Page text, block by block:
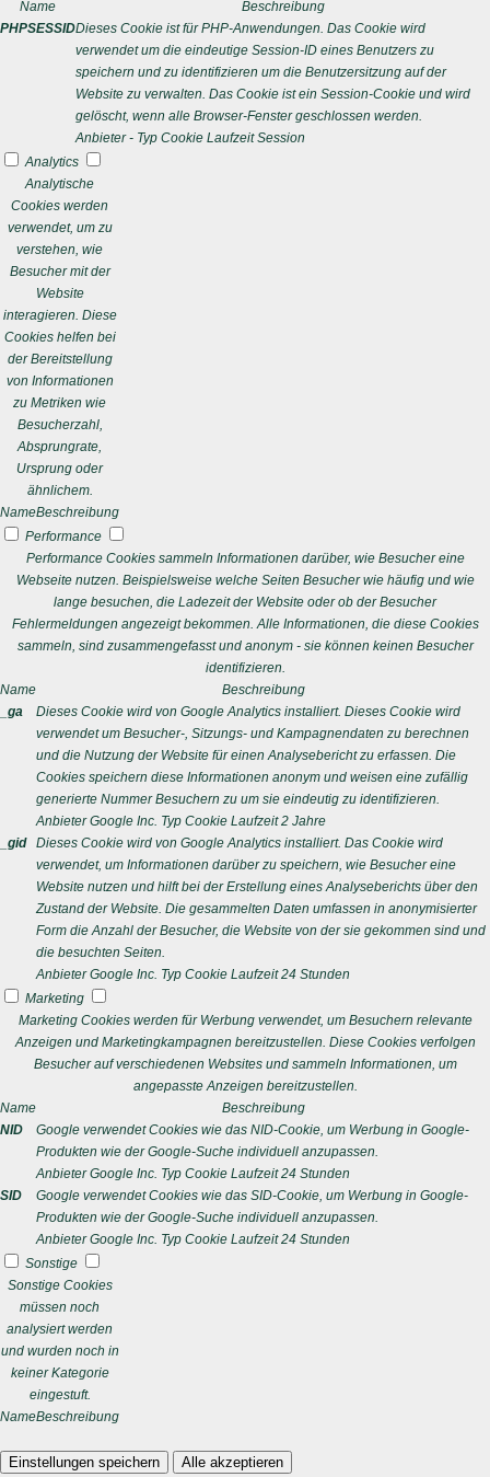
Name
Beschreibung
PHPSESSIDDieses Cookie ist für PHP-Anwendungen. Das Cookie wird
verwendet um die eindeutige Session-ID eines Benutzers zu
speichern und zu identifizieren um die Benutzersitzung auf der
Website zu verwalten. Das Cookie ist ein Session-Cookie und wird
gelöscht, wenn alle Browser-Fenster geschlossen werden.
Anbieter - Typ Cookie Laufzeit Session
Analytics
Analytische
Cookies werden
verwendet, um zu
verstehen, wie
Besucher mit der
Website
interagieren. Diese
Cookies helfen bei
der Bereitstellung
von Informationen
zu Metriken wie
Besucherzahl,
Absprungrate,
Ursprung oder
ähnlichem.
NameBeschreibung
Performance
Performance Cookies sammeln Informationen darüber, wie Besucher eine
Webseite nutzen. Beispielsweise welche Seiten Besucher wie häufig und wie
lange besuchen, die Ladezeit der Website oder ob der Besucher
Fehlermeldungen angezeigt bekommen. Alle Informationen, die diese Cookies
sammeln, sind zusammengefasst und anonym - sie können keinen Besucher
identifizieren.
Name
Beschreibung
_ga
Dieses Cookie wird von Google Analytics installiert. Dieses Cookie wird
verwendet um Besucher-, Sitzungs- und Kampagnendaten zu berechnen
und die Nutzung der Website für einen Analysebericht zu erfassen. Die
Cookies speichern diese Informationen anonym und weisen eine zufällig
generierte Nummer Besuchern zu um sie eindeutig zu identifizieren.
Anbieter Google Inc. Typ Cookie Laufzeit 2 Jahre
_gid
Dieses Cookie wird von Google Analytics installiert. Das Cookie wird
verwendet, um Informationen darüber zu speichern, wie Besucher eine
Website nutzen und hilft bei der Erstellung eines Analyseberichts über den
Zustand der Website. Die gesammelten Daten umfassen in anonymisierter
Form die Anzahl der Besucher, die Website von der sie gekommen sind und
die besuchten Seiten.
Anbieter Google Inc. Typ Cookie Laufzeit 24 Stunden
Marketing
Marketing Cookies werden für Werbung verwendet, um Besuchern relevante
Anzeigen und Marketingkampagnen bereitzustellen. Diese Cookies verfolgen
Besucher auf verschiedenen Websites und sammeln Informationen, um
angepasste Anzeigen bereitzustellen.
Name
Beschreibung
NID
Google verwendet Cookies wie das NID-Cookie, um Werbung in Google-
Produkten wie der Google-Suche individuell anzupassen.
Anbieter Google Inc. Typ Cookie Laufzeit 24 Stunden
SID
Google verwendet Cookies wie das SID-Cookie, um Werbung in Google-
Produkten wie der Google-Suche individuell anzupassen.
Anbieter Google Inc. Typ Cookie Laufzeit 24 Stunden
Sonstige
Sonstige Cookies
müssen noch
analysiert werden
und wurden noch in
keiner Kategorie
eingestuft.
NameBeschreibung
Einstellungen speichern Alle akzeptieren